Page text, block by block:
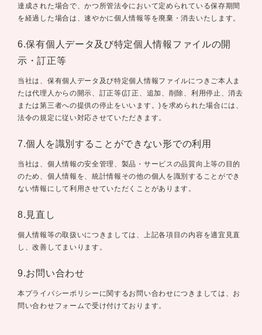
達成された場合で、かつ所管法令において定められている保存期間
を経過した場合は、速やかに個人情報等を廃棄・消去いたします。
6.保有個人データ及び特定個人情報ファイルの開
示・訂正等
当社は、保有個人データ及び特定個人情報ファイルにつきご本人ま
たは代理人からの開示、訂正等(訂正、追加、削除、利用停止、消去
または第三者への提供の停止をいいます。)を求められた場合には、
法令の規定に従い対応させていただきます。
7.個人を識別することができない形での利用
当社は、個人情報の安全管理、製品・サービスの品質向上等の目的
のため、個人情報を、統計情報その他の個人を識別することができ
ない情報にして利用させていただくことがあります。
8.見直し
個人情報等の取扱いにつきましては、上記各項目の内容を適宜見直
し、改善してまいります。
9.お問い合わせ
本プライバシーポリシーに関するお問い合わせにつきましては、お
問い合わせフォームで受け付けております。